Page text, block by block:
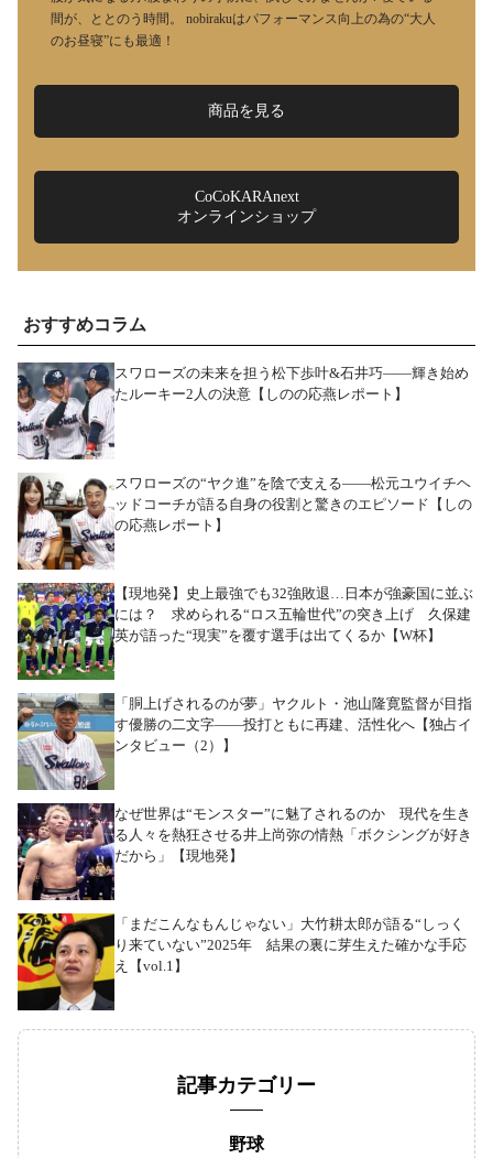
間が、ととのう時間。 nobirakuはパフォーマンス向上の為の“大人
のお昼寝”にも最適！
商品を見る
CoCoKARAnext
オンラインショップ
おすすめコラム
スワローズの未来を担う松下歩叶&石井巧――輝き始め
たルーキー2人の決意【しのの応燕レポート】
スワローズの“ヤク進”を陰で支える――松元ユウイチヘ
ッドコーチが語る自身の役割と驚きのエピソード【しの
の応燕レポート】
【現地発】史上最強でも32強敗退…日本が強豪国に並ぶ
には？ 求められる“ロス五輪世代”の突き上げ 久保建
英が語った“現実”を覆す選手は出てくるか【W杯】
「胴上げされるのが夢」ヤクルト・池山隆寛監督が目指
す優勝の二文字――投打ともに再建、活性化へ【独占イ
ンタビュー（2）】
なぜ世界は“モンスター”に魅了されるのか 現代を生き
る人々を熱狂させる井上尚弥の情熱「ボクシングが好き
だから」【現地発】
「まだこんなもんじゃない」大竹耕太郎が語る“しっく
り来ていない”2025年 結果の裏に芽生えた確かな手応
え【vol.1】
記事カテゴリー
野球